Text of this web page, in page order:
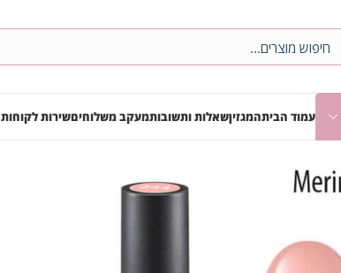
עמוד הביתהמגזיןשאלות ותשובותמעקב משלוחיםשירות לקוחות